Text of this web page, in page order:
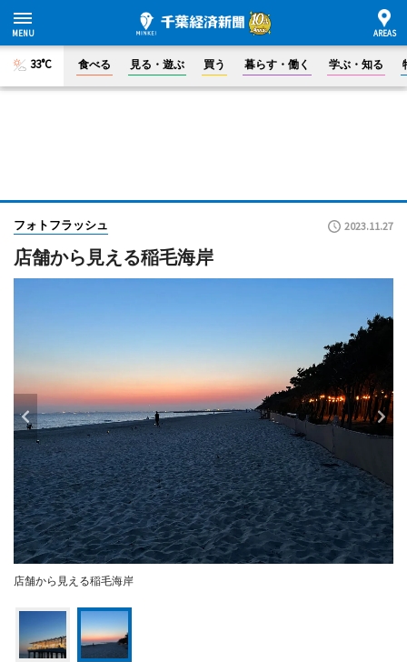
33°C 食べる 見る・遊ぶ 買う 暮らす・働く 学ぶ・知る
フォトフラッシュ 2023.11.27
店舗から見える稲毛海岸
店舗から見える稲毛海岸